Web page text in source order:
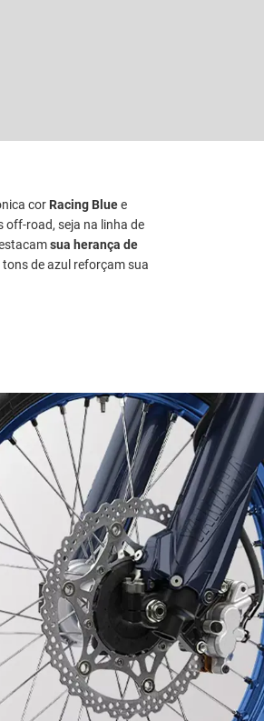
cor Racing Bluee
off-road, seja na linha de
sua herança de
de azul reforçam sua